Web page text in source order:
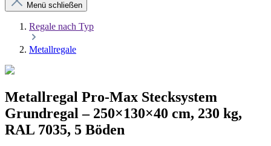
Menü schließen
Regale nach Typ
Metallregale
Metallregal Pro-Max Stecksystem
Grundregal – 250×130×40 cm, 230 kg,
RAL 7035, 5 Böden